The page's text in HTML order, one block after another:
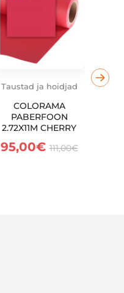
Taustad ja hoidjad
COLORAMA
PABERFOON
2.72X11M CHERRY
95,00€ 111,00€